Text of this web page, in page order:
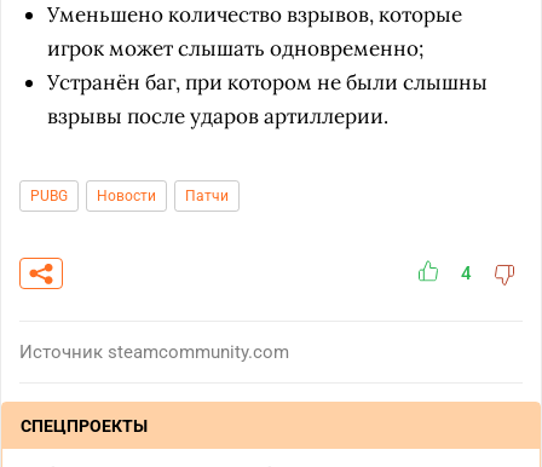
Уменьшено количество взрывов, которые
игрок может слышать одновременно;
Устранён баг, при котором не были слышны
взрывы после ударов артиллерии.
PUBG Новости Патчи
4
Источник steamcommunity.com
СПЕЦПРОЕКТЫ